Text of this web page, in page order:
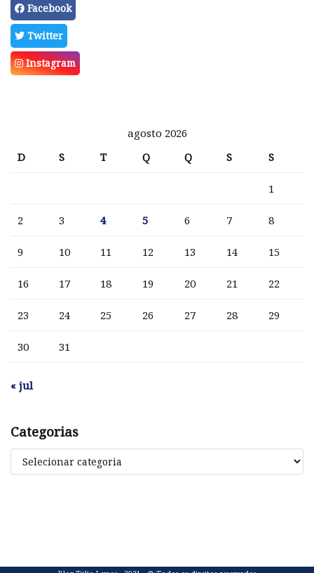
Facebook
Twitter
Instagram
agosto 2026
D
S T Q Q S S
1
2 3 4 5 6 7 8
9 10 11 12 13 14 15
16 17 18 19 20 21 22
23 24 25 26 27 28 29
30 31
« jul
Categorias